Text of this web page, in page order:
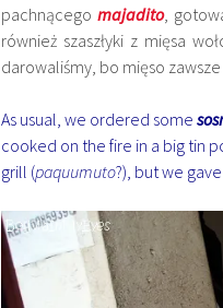
pachnącego majadito,
również szaszłyki z mięsa
darowaliśmy, bo mięso
As usual, we ordered some
cooked on the fire in a big tin
grill (paquumuto?), but we